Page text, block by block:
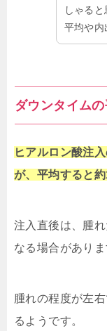
しゃる
平均や内
ダウンタイム
ヒアルロン酸注
が、平均すると
注入直後は、腫
なる場合がありま
腫れの程度が左
るようです。